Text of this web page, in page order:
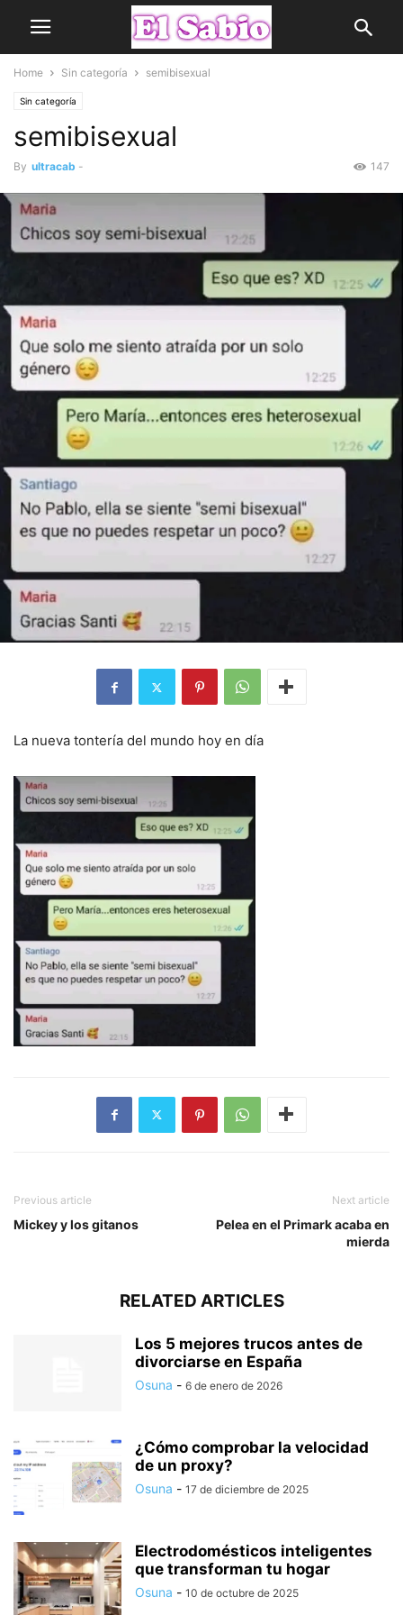
Home Sin categoría semibisexual
Sin categoría
semibisexual
By ultracab - 147
La nueva tontería del mundo hoy en día
Previous article
Mickey y los gitanos
Next article
Pelea en el Primark acaba en
mierda
RELATED ARTICLES
Los 5 mejores trucos antes de
divorciarse en España
Osuna - 6 de enero de 2026
¿Cómo comprobar la velocidad
de un proxy?
Osuna - 17 de diciembre de 2025
Electrodomésticos inteligentes
que transforman tu hogar
Osuna - 10 de octubre de 2025